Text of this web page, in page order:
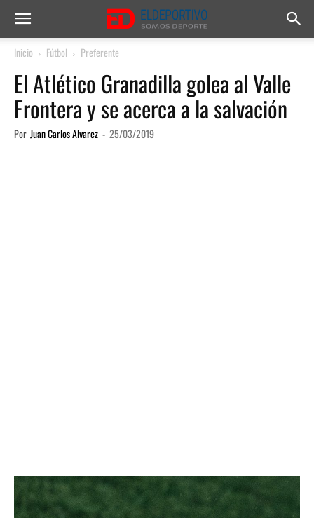
Inicio Fútbol Preferente
El Atlético Granadilla golea al Valle
Frontera y se acerca a la salvación
Por Juan Carlos Alvarez - 25/03/2019